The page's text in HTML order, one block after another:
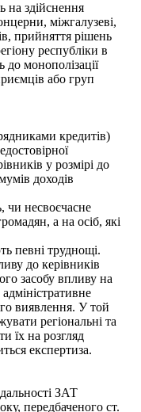
на здійснення
міжгалузеві,
прийняття рішень
республіки в
монополізації
або груп
кредитів)
у розмірі до
доходів
чи несвоєчасне
а на осіб, які
певні труднощі.
до керівників
засобу впливу на
виявлення. У той
регіональні та
їх на розгляд
експертиза.
ЗАТ
передбаченого ст.